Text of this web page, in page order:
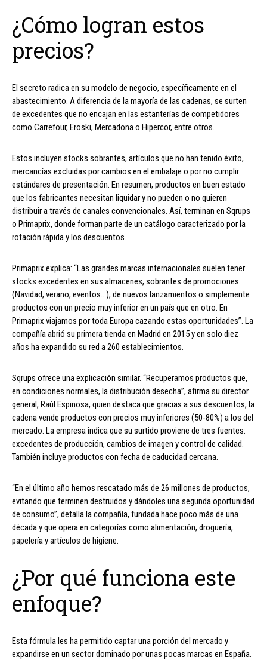
¿Cómo logran estos
precios?
El secreto radica en su modelo de negocio, específicamente en el
abastecimiento. A diferencia de la mayoría de las cadenas, se surten
de excedentes que no encajan en las estanterías de competidores
como Carrefour, Eroski, Mercadona o Hipercor, entre otros.
Estos incluyen stocks sobrantes, artículos que no han tenido éxito,
mercancías excluidas por cambios en el embalaje o por no cumplir
estándares de presentación. En resumen, productos en buen estado
que los fabricantes necesitan liquidar y no pueden o no quieren
distribuir a través de canales convencionales. Así, terminan en Sqrups
o Primaprix, donde forman parte de un catálogo caracterizado por la
rotación rápida y los descuentos.
Primaprix explica: “Las grandes marcas internacionales suelen tener
stocks excedentes en sus almacenes, sobrantes de promociones
(Navidad, verano, eventos…), de nuevos lanzamientos o simplemente
productos con un precio muy inferior en un país que en otro. En
Primaprix viajamos por toda Europa cazando estas oportunidades”. La
compañía abrió su primera tienda en Madrid en 2015 y en solo diez
años ha expandido su red a 260 establecimientos.
Sqrups ofrece una explicación similar. “Recuperamos productos que,
en condiciones normales, la distribución desecha”, afirma su director
general, Raúl Espinosa, quien destaca que gracias a sus descuentos, la
cadena vende productos con precios muy inferiores (50-80%) a los del
mercado. La empresa indica que su surtido proviene de tres fuentes:
excedentes de producción, cambios de imagen y control de calidad.
También incluye productos con fecha de caducidad cercana.
“En el último año hemos rescatado más de 26 millones de productos,
evitando que terminen destruidos y dándoles una segunda oportunidad
de consumo”, detalla la compañía, fundada hace poco más de una
década y que opera en categorías como alimentación, droguería,
papelería y artículos de higiene.
¿Por qué funciona este
enfoque?
Esta fórmula les ha permitido captar una porción del mercado y
expandirse en un sector dominado por unas pocas marcas en España.